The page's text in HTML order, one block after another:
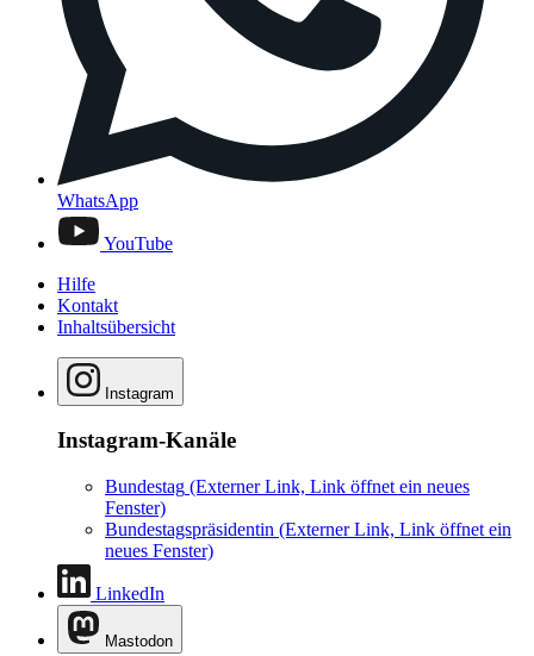
WhatsApp
YouTube
Hilfe
Kontakt
Inhaltsübersicht
Instagram
Instagram-Kanäle
Bundestag (Externer Link, Link öffnet ein neues
Fenster)
Bundestagspräsidentin (Externer Link, Link öffnet ein
neues Fenster)
LinkedIn
Mastodon